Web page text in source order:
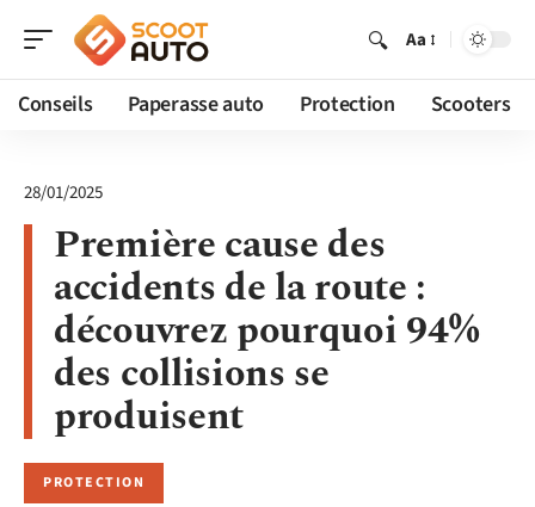
Aa
Conseils Paperasse auto Protection Scooters
28/01/2025
Première cause des
accidents de la route :
découvrez pourquoi 94%
des collisions se
produisent
PROTECTION